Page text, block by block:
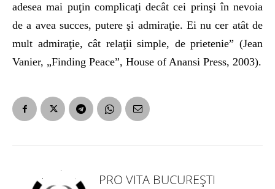
adesea mai puţin complicaţi decât cei prinşi în nevoia
de a avea succes, putere şi admiraţie. Ei nu cer atât de
mult admiraţie, cât relaţii simple, de prietenie” (Jean
Vanier, „Finding Peace”, House of Anansi Press, 2003).
PRO VITA BUCUREȘTI